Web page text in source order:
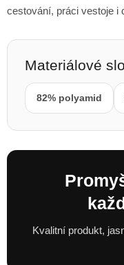
cestování, práci vestoje i
Materiálové
82% polyamid
Kvalitní produkt,